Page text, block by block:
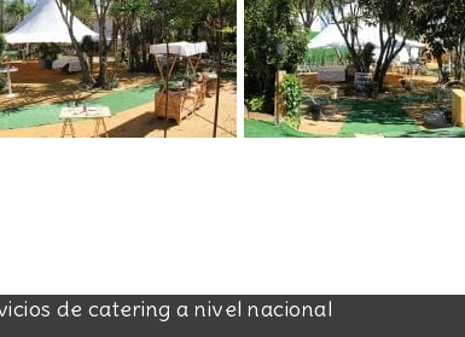
de catering a nivel nacional